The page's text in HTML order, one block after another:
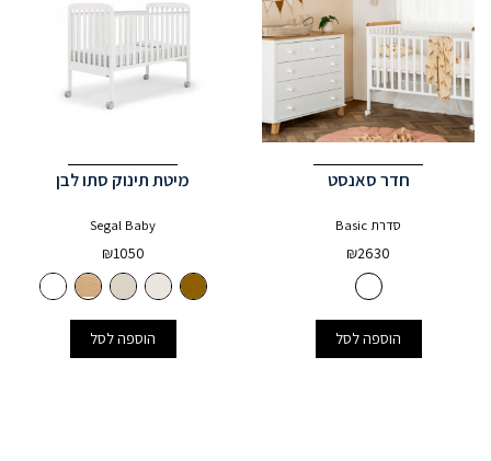
חדר סאנסט
סדרת Basic
₪2630
הוספה לסל
מיטת תינוק סתו לבן
Segal Baby
₪1050
הוספה לסל